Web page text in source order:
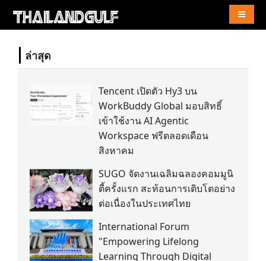
ล่าสุด
Tencent เปิดตัว Hy3 บน
WorkBuddy Global มอบสิทธิ์
เข้าใช้งาน AI Agentic
Workspace ฟรีตลอดเดือน
สิงหาคม
SUGO จัดงานเฉลิมฉลองคอมมูนิ
ตี้ครั้งแรก สะท้อนการเติบโตอย่าง
ต่อเนื่องในประเทศไทย
International Forum
"Empowering Lifelong
Learning Through Digital